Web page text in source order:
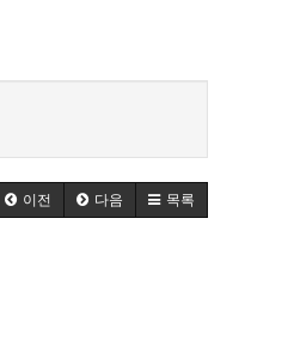
이전 다음 목록